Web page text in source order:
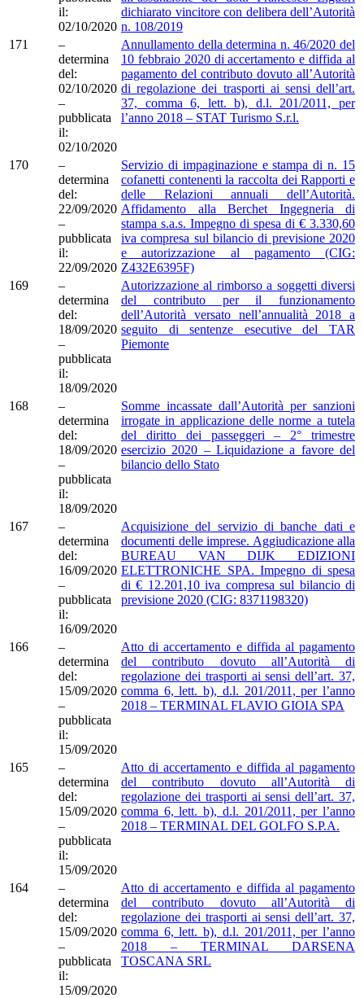
il:
02/10/2020
dichiarato vincitore con delibera dell’Autorità
n. 108/2019
171
–
determina
del:
02/10/2020
–
pubblicata
il:
02/10/2020
Annullamento della determina n. 46/2020 del
10 febbraio 2020 di accertamento e diffida al
pagamento del contributo dovuto all’Autorità
di regolazione dei trasporti ai sensi dell’art.
37, comma 6, lett. b), d.l. 201/2011, per
l’anno 2018 – STAT Turismo S.r.l.
170
–
determina
del:
22/09/2020
–
pubblicata
il:
22/09/2020
Servizio di impaginazione e stampa di n. 15
cofanetti contenenti la raccolta dei Rapporti e
delle Relazioni annuali dell’Autorità.
Affidamento alla Berchet Ingegneria di
stampa s.a.s. Impegno di spesa di € 3.330,60
iva compresa sul bilancio di previsione 2020
e autorizzazione al pagamento (CIG:
Z432E6395F)
169
–
determina
del:
18/09/2020
–
pubblicata
il:
18/09/2020
Autorizzazione al rimborso a soggetti diversi
del contributo per il funzionamento
dell’Autorità versato nell’annualità 2018 a
seguito di sentenze esecutive del TAR
Piemonte
168
–
determina
del:
18/09/2020
–
pubblicata
il:
18/09/2020
Somme incassate dall’Autorità per sanzioni
irrogate in applicazione delle norme a tutela
del diritto dei passeggeri – 2° trimestre
esercizio 2020 – Liquidazione a favore del
bilancio dello Stato
167
–
determina
del:
16/09/2020
–
pubblicata
il:
16/09/2020
Acquisizione del servizio di banche dati e
documenti delle imprese. Aggiudicazione alla
BUREAU VAN DIJK EDIZIONI
ELETTRONICHE SPA. Impegno di spesa
di € 12.201,10 iva compresa sul bilancio di
previsione 2020 (CIG: 8371198320)
166
–
determina
del:
15/09/2020
–
pubblicata
il:
15/09/2020
Atto di accertamento e diffida al pagamento
del contributo dovuto all’Autorità di
regolazione dei trasporti ai sensi dell’art. 37,
comma 6, lett. b), d.l. 201/2011, per l’anno
2018 – TERMINAL FLAVIO GIOIA SPA
165
–
determina
del:
15/09/2020
–
pubblicata
il:
15/09/2020
Atto di accertamento e diffida al pagamento
del contributo dovuto all’Autorità di
regolazione dei trasporti ai sensi dell’art. 37,
comma 6, lett. b), d.l. 201/2011, per l’anno
2018 – TERMINAL DEL GOLFO S.P.A.
164
–
determina
del:
15/09/2020
–
pubblicata
il:
15/09/2020
Atto di accertamento e diffida al pagamento
del contributo dovuto all’Autorità di
regolazione dei trasporti ai sensi dell’art. 37,
comma 6, lett. b), d.l. 201/2011, per l’anno
2018 – TERMINAL DARSENA
TOSCANA SRL